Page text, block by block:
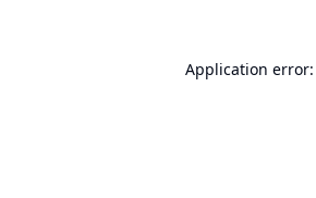
Application